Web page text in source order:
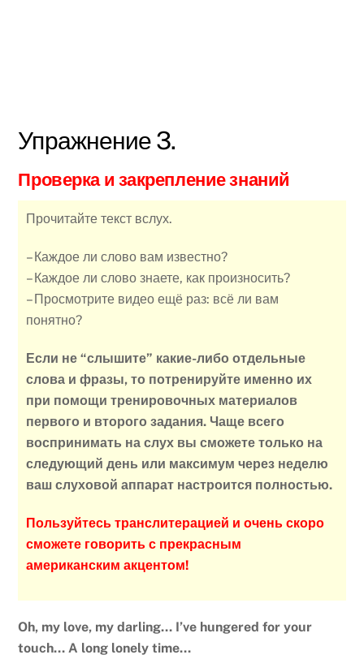
Упражнение 3.
Проверка и закрепление знаний
Прочитайте текст вслух.
– Каждое ли слово вам известно?
– Каждое ли слово знаете, как произносить?
– Просмотрите видео ещё раз: всё ли вам
понятно?
Если не “слышите” какие-либо отдельные
слова и фразы, то потренируйте именно их
при помощи тренировочных материалов
первого и второго задания. Чаще всего
воспринимать на слух вы сможете только на
следующий день или максимум через неделю
ваш слуховой аппарат настроится полностью.
Пользуйтесь транслитерацией и очень скоро
сможете говорить с прекрасным
американским акцентом!
Oh, my love, my darling… I’ve hungered for your
touch… A long lonely time…